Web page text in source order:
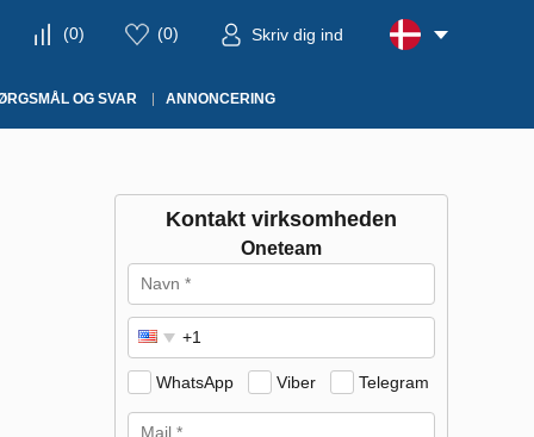
(0) (0) Skriv dig ind
OG SVAR ANNONCERING
Kontakt virksomheden
Oneteam
WhatsApp Viber Telegram